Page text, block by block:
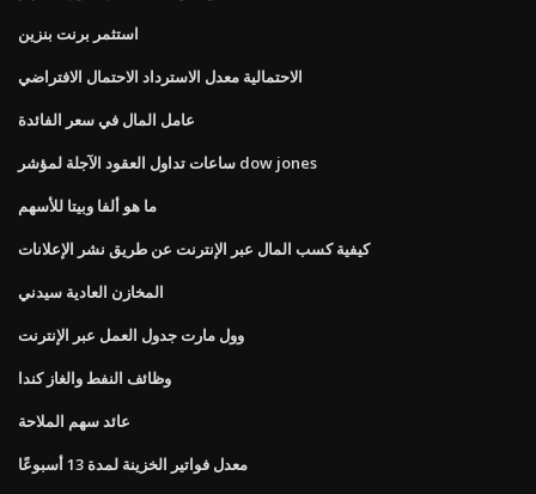
استثمر برنت بنزين
الاحتمالية معدل الاسترداد الاحتمال الافتراضي
عامل المال في سعر الفائدة
ساعات تداول العقود الآجلة لمؤشر dow jones
ما هو ألفا وبيتا للأسهم
كيفية كسب المال عبر الإنترنت عن طريق نشر الإعلانات
المخازن العادية سيدني
وول مارت جدول العمل عبر الإنترنت
وظائف النفط والغاز كندا
عائد سهم الملاحة
معدل فواتير الخزينة لمدة 13 أسبوعًا